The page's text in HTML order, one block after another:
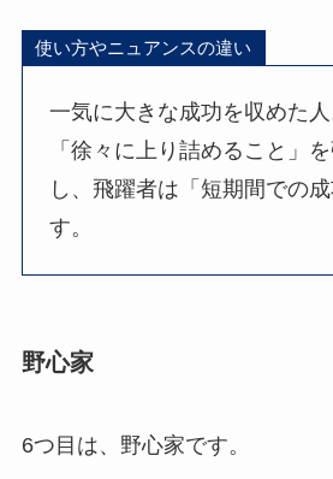
使い方やニュアンスの違い
一気に大きな成功を収めた
「徐々に上り詰めること」
し、飛躍者は「短期間での
す。
野心家
6つ目は、野心家です。